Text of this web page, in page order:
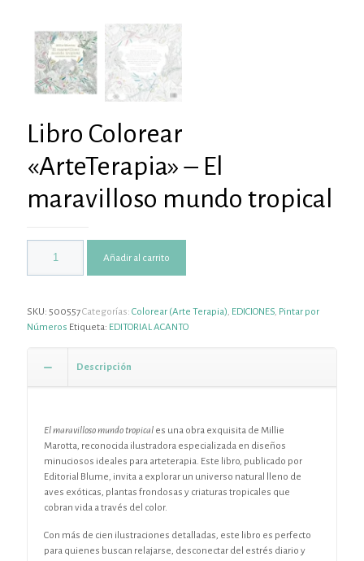
Libro Colorear
«ArteTerapia» – El
maravilloso mundo tropical
Añadir al carrito
SKU: 500557Categorías: Colorear (Arte Terapia) EDICIONES Pintar por
Números Etiqueta: EDITORIAL ACANTO
Descripción
El maravilloso mundo tropical es una obra exquisita de Millie
Marotta, reconocida ilustradora especializada en diseños
minuciosos ideales para arteterapia. Este libro, publicado por
Editorial Blume, invita a explorar un universo natural lleno de
aves exóticas, plantas frondosas y criaturas tropicales que
cobran vida a través del color.
Con más de cien ilustraciones detalladas, este libro es perfecto
para quienes buscan relajarse, desconectar del estrés diario y